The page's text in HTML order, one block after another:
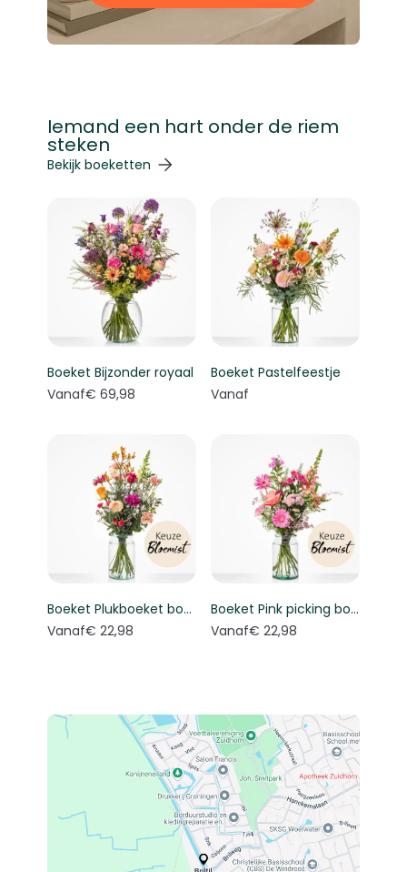
Iemand een hart onder de riem
steken
Navigeren door de elementen van de carrousel is
Druk om carrousel over te slaan
Bekijk boeketten
Boeket Bijzonder royaal
Vanaf€ 69,98
Boeket Pastelfeestje
Vanaf
Boeket Plukboeket bont - Keuze bloemist
Vanaf€ 22,98
Boeket Pink picking bouquet - Florist's choice
Vanaf€ 22,98